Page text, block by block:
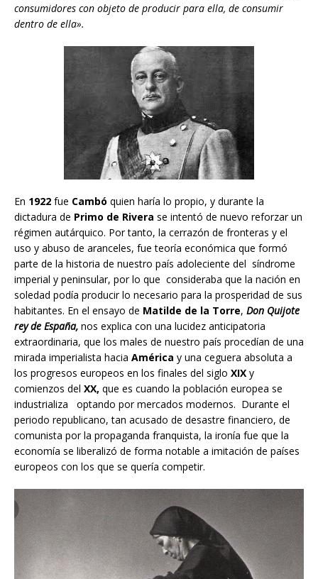
consumidores con objeto de producir para ella, de consumir
dentro de ella».
En 1922 fue Cambó quien haría lo propio, y durante la
dictadura de Primo de Rivera se intentó de nuevo reforzar un
régimen autárquico. Por tanto, la cerrazón de fronteras y el
uso y abuso de aranceles, fue teoría económica que formó
parte de la historia de nuestro país adoleciente del síndrome
imperial y peninsular, por lo que consideraba que la nación en
soledad podía producir lo necesario para la prosperidad de sus
habitantes. En el ensayo de Matilde de la Torre, Don Quijote
rey de España, nos explica con una lucidez anticipatoria
extraordinaria, que los males de nuestro país procedían de una
mirada imperialista hacia América y una ceguera absoluta a
los progresos europeos en los finales del siglo XIX y
comienzos del XX, que es cuando la población europea se
industrializa optando por mercados modernos. Durante el
periodo republicano, tan acusado de desastre financiero, de
comunista por la propaganda franquista, la ironía fue que la
economía se liberalizó de forma notable a imitación de países
europeos con los que se quería competir.